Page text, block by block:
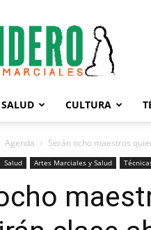
Sendero
Artes
Marciales
SALUD CULTURA
Agenda Serán ocho maestros
Salud Artes Marciales y Salud